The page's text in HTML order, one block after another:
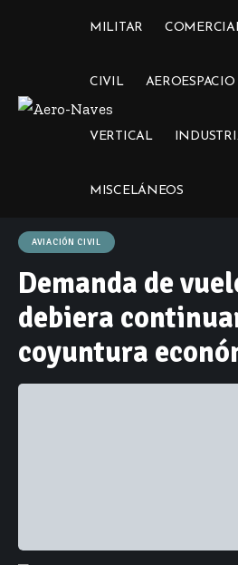
MILITAR
CIVIL AEROESPACIO
VERTICAL
MISCELÁNEOS
AVIACIÓN CIVIL
Demanda de
debiera
coyuntura